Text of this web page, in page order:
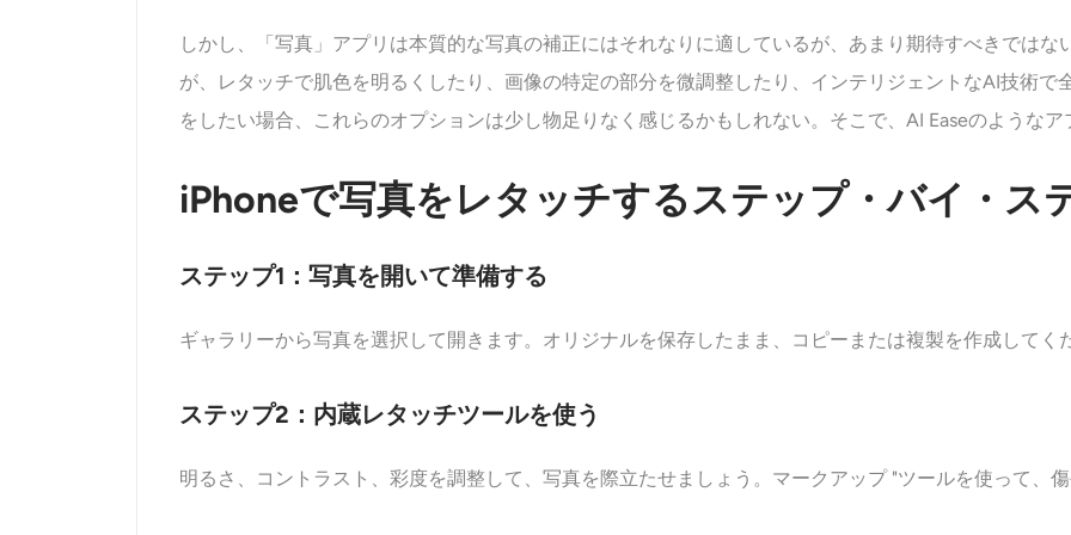
しかし、「写真」アプリは本質的な写真の補正にはそれなりに適しているが、あまり期待すべきでは
が、レタッチで肌色を明るくしたり、画像の特定の部分を微調整したり、インテリジェントなAI技術で
をしたい場合、これらのオプションは少し物足りなく感じるかもしれない。そこで、AI Easeのような
iPhoneで写真をレタッチするステップ・バイ・ス
ステップ1：写真を開いて準備する
ギャラリーから写真を選択して開きます。オリジナルを保存したまま、コピーまたは複製を作成してく
ステップ2：内蔵レタッチツールを使う
明るさ、コントラスト、彩度を調整して、写真を際立たせましょう。マークアップ "ツールを使って、